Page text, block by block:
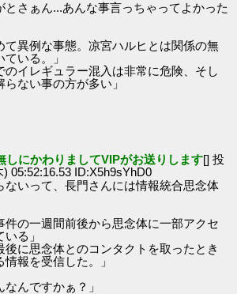
とさぁん...あんな事言っちゃってよかった
て異例な事態。凉宮ハルヒとは関係の無
いる。」
のイレギュラー混入は非常に危険、そし
ない事の方が多い」
しにかわりましてVIPがお送りします[] 投
05:52:16.53 ID:X5h9sYhD0
ないって、長門さんには情報統合思念体
件の一週間前後から思念体に一部アクセ
る」
後に思念体とのコンタクトを取ったとき
報を受信した。」
んですかぁ？」